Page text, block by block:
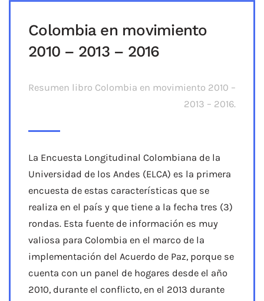
Colombia en movimiento
2010 – 2013 – 2016
Resumen libro Colombia en movimiento 2010 –
2013 – 2016.
La Encuesta Longitudinal Colombiana de la
Universidad de los Andes (ELCA) es la primera
encuesta de estas características que se
realiza en el país y que tiene a la fecha tres (3)
rondas. Esta fuente de información es muy
valiosa para Colombia en el marco de la
implementación del Acuerdo de Paz, porque se
cuenta con un panel de hogares desde el año
2010, durante el conflicto, en el 2013 durante